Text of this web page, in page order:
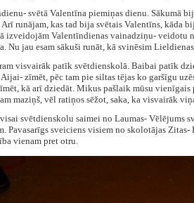
svētā Valentīna piemiņas dienu. Sākumā
runājam, kas tad bija svētais Valentīns, kāda
izveidojām Valentīndienas vainadziņu- veidotu
Nu jau esam sākuši runāt, kā svinēsim
visvairāk patīk svētdienskolā. Baibai patīk
zīmēt, pēc tam pie siltas tējas ko garšīgu
kā arī dziedāt. Mikus pašlaik mūsu vienīgais
maziņš, vēl ratiņos sēžot, saka, ka visvairāk
svētdienskolu saimei no Laumas- Vēlējums
sveiciens visiem no skolotājas Zitas-
vienam pret otru.